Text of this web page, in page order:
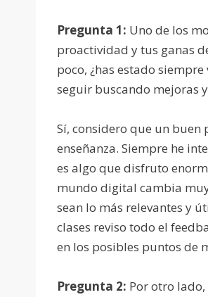
Pregunta 1: Uno de los
proactividad y tus ganas
poco, ¿has estado
seguir buscando mejoras
Sí, considero que un
enseñanza. Siempre he
es algo que disfruto
mundo digital cambia
sean lo más relevantes y
clases reviso todo el
en los posibles puntos de
Pregunta 2: Por otro